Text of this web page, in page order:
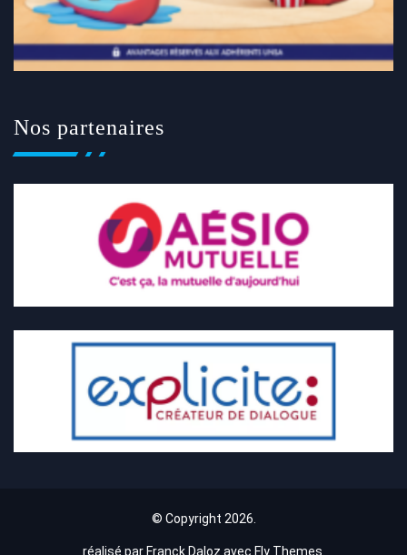
Nos partenaires
© Copyright 2026.
réalisé par Franck Daloz avec Fly Themes